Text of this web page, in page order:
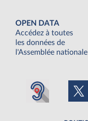
OPEN DATA
Accédez à toutes
les données de
l'Assemblée nationale